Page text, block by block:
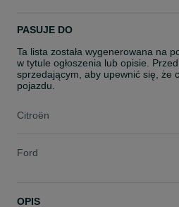
PASUJE DO
Ta lista została wygenerowana na
w tytule ogłoszenia lub opisie.
sprzedającym, aby upewnić się, że
pojazdu.
Citroën
Ford
OPIS